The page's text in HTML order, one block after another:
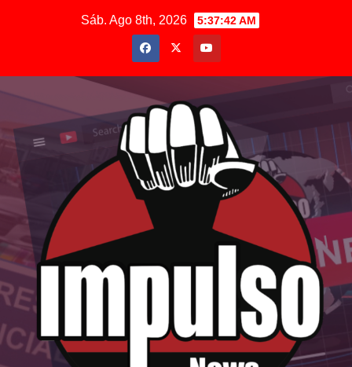
Sáb. Ago 8th, 2026 5:37:43 AM